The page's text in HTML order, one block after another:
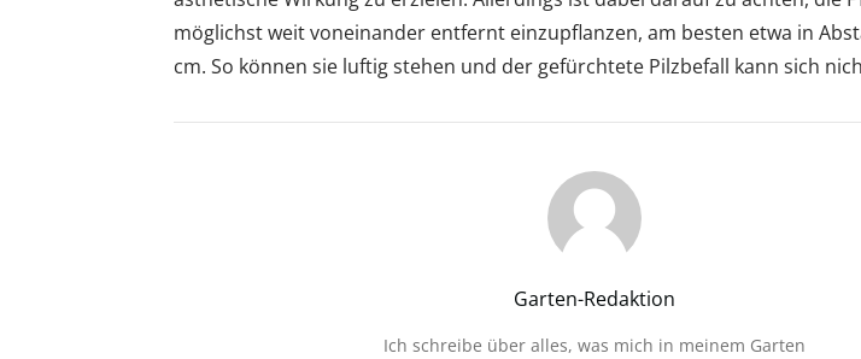
möglichst weit voneinander entfernt einzupflanzen, am besten etwa in
cm. So können sie luftig stehen und der gefürchtete Pilzbefall kann sich
Garten-Redaktion
Ich schreibe über alles, was mich in meinem Garten